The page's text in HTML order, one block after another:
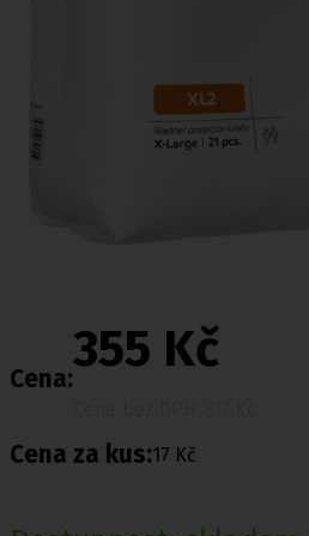
Cena:
355 Kč
Cena za kus:17 Kč